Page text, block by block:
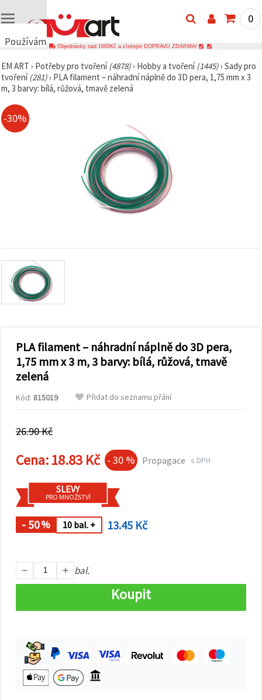
Používáme
🍪
Používáme
cookies a
technologie,
abychom
zajistili
zobrazovali
obsah a
reklamu, a
to i s
pomocí
našich
marketing.
Můžete
souhlasit s
použitím
cookies
kliknutím
vše!" Nebo
preference v
daného
cookies a
kliknutím
na tlačítko
"Uložit"
Přijmout
vše
0
Objednávky nad 1600Kč a získejte DOPRAVU ZDARMA!
EM ART › Potřeby pro tvoření (4878)› Hobby a tvoření (1445)› Sady pro
tvoření (281)› PLA filament – náhradní náplně do 3D pera, 1,75 mm x 3
m, 3 barvy: bílá, růžová, tmavě zelená
-30%
PLA filament – náhradní náplně do 3D pera,
1,75 mm x 3 m, 3 barvy: bílá, růžová, tmavě
zelená
Kód: 815019 Přidat do seznamu přání
26.90 Kč
Cena:18.83 Kč - 30 % Propagace s DPH
SLEVY
PRO MNOŽSTVÍ
- 50% 10 bal. + 13.45 Kč
bal.
Koupit